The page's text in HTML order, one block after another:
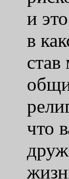
и
в
что